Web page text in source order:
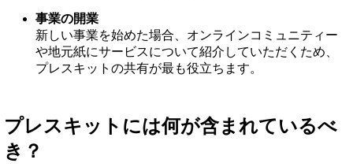
事業の開業
新しい事業を始めた場合、オンラインコミュニティー
や地元紙にサービスについて紹介していただくため、
プレスキットの共有が最も役立ちます。
プレスキットには何が含まれているべ
き？